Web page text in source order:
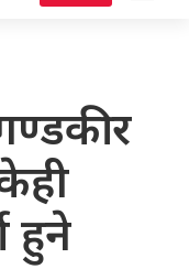
र
हुने